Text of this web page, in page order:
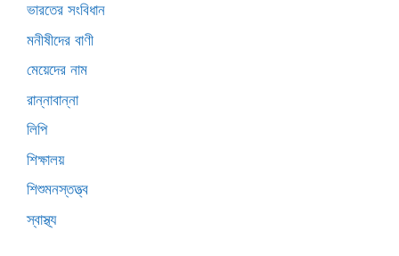
ভারতের সংবিধান
মনীষীদের বাণী
মেয়েদের নাম
রান্নাবান্না
লিপি
শিক্ষালয়
শিশুমনস্তত্ত্ব
স্বাস্থ্য